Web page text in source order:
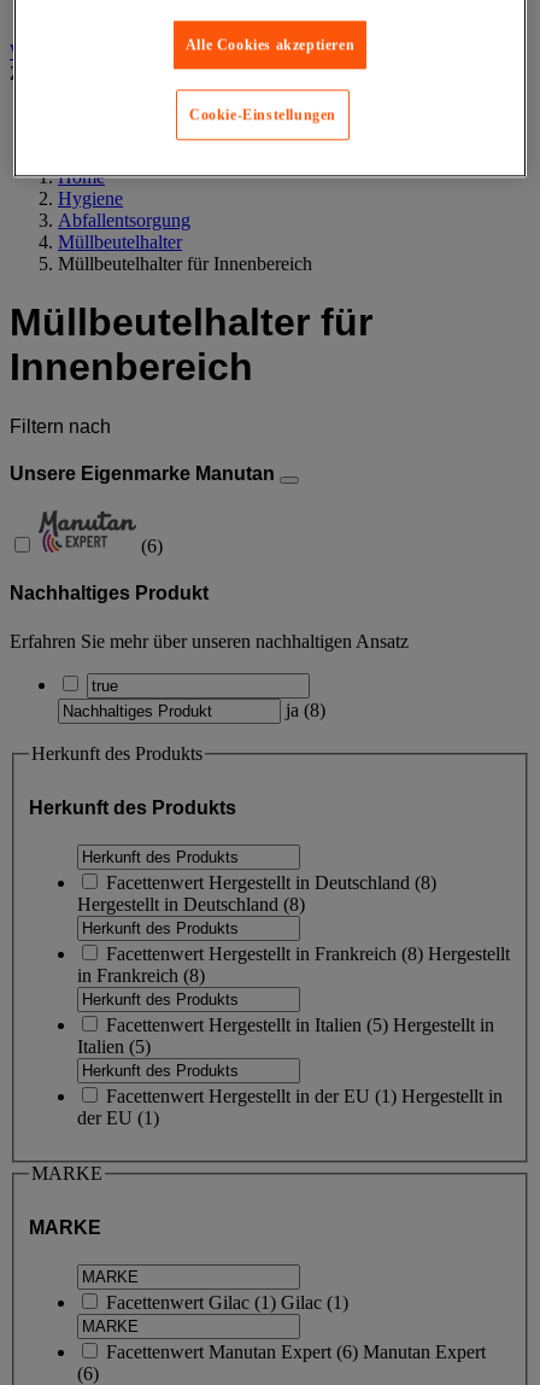
Wäschewagen und Wäschesammler
Zur gesamten Produktgruppe
Rollwagen für Wäsche
Wäschesammler und Zubehör
Home
Hygiene
Abfallentsorgung
Müllbeutelhalter
Müllbeutelhalter für Innenbereich
Müllbeutelhalter für
Innenbereich
Filtern nach
Unsere Eigenmarke Manutan
(6)
Nachhaltiges Produkt
Erfahren Sie mehr über unseren nachhaltigen Ansatz
ja (8)
Herkunft des Produkts
Herkunft des Produkts
Facettenwert Hergestellt in Deutschland (8)
Hergestellt in Deutschland (8)
Facettenwert Hergestellt in Frankreich (8) Hergestellt
in Frankreich (8)
Facettenwert Hergestellt in Italien (5) Hergestellt in
Italien (5)
Facettenwert Hergestellt in der EU (1) Hergestellt in
der EU (1)
MARKE
MARKE
Facettenwert Gilac (1) Gilac (1)
Facettenwert Manutan Expert (6) Manutan Expert
(6)
Alle Cookies akzeptieren
Cookie-Einstellungen